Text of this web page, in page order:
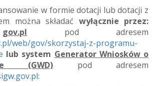
w formie dotacji lub dotacji z
można składać wyłącznie przez:
gov.pl
pod adresem
web/gov/skorzystaj-z-programu-
lub system Generator Wniosków o
(GWD) pod adresem
: